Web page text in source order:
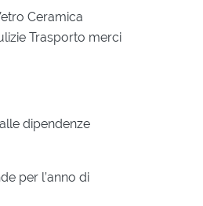
Ceramica
Trasporto merci
dipendenze
per l’anno di